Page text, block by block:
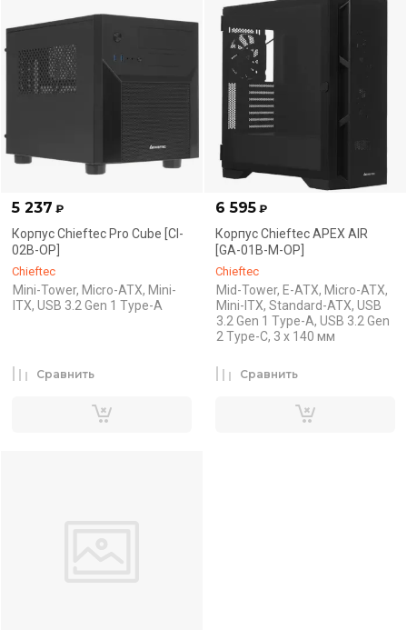
5 237 ₽
Корпус Chieftec Pro Cube [CI-
02B-OP]
Chieftec
Mini-Tower, Micro-ATX, Mini-
ITX, USB 3.2 Gen 1 Type-A
Сравнить
6 595 ₽
Корпус Chieftec APEX AIR
[GA-01B-M-OP]
Chieftec
Mid-Tower, E-ATX, Micro-ATX,
Mini-ITX, Standard-ATX, USB
3.2 Gen 1 Type-A, USB 3.2 Gen
2 Type-C, 3 x 140 мм
Сравнить